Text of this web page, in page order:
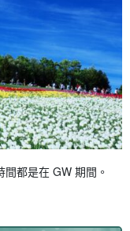
都是在 GW 期間。